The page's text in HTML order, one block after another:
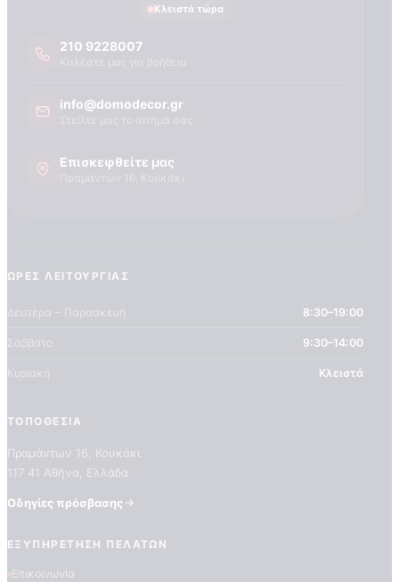
Κλειστά τώρα
210 9228007
info@domodecor.gr
Επισκεφθείτε μας
ΏΡΕΣ ΛΕΙΤΟΥΡΓΊΑΣ
Δευτέρα – Παρασκευή 8:30–19:00
Σάββατο 9:30–14:00
Κυριακή Κλειστά
ΤΟΠΟΘΕΣΊΑ
Πραμάντων 16, Κουκάκι
117 41 Αθήνα, Ελλάδα
Οδηγίες πρόσβασης
ΕΞΥΠΗΡΈΤΗΣΗ ΠΕΛΑΤΏΝ
Επικοινωνία